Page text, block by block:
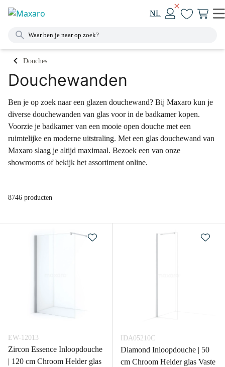
NL
Douches
Douchewanden
Ben je op zoek naar een glazen douchewand? Bij Maxaro kun je
diverse douchewanden van glas voor in de badkamer kopen.
Voorzie je badkamer van een mooie open douche met een
ruimtelijke en moderne uitstraling. Met een glas douchewand van
Maxaro slaag je altijd maximaal. Bezoek een van onze
showrooms of bekijk het assortiment online.
8746 producten
EW-12013
Zircon Essence Inloopdouche
| 120 cm Chroom Helder glas
IDA05210C
Diamond Inloopdouche | 50
cm Chroom Helder glas Vaste